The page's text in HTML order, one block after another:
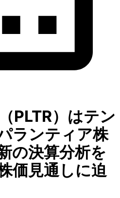
PLTR）はテン
ランティア株
の決算分析を
価見通しに迫